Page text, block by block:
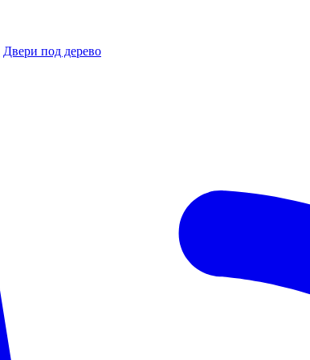
Двери под дерево